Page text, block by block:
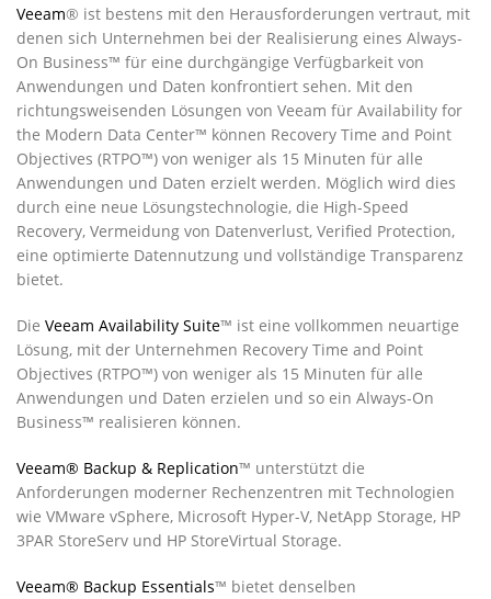
Veeam® ist bestens mit den Herausforderungen vertraut, mit
denen sich Unternehmen bei der Realisierung eines Always-
On Business™ für eine durchgängige Verfügbarkeit von
Anwendungen und Daten konfrontiert sehen. Mit den
richtungsweisenden Lösungen von Veeam für Availability for
the Modern Data Center™ können Recovery Time and Point
Objectives (RTPO™) von weniger als 15 Minuten für alle
Anwendungen und Daten erzielt werden. Möglich wird dies
durch eine neue Lösungstechnologie, die High-Speed
Recovery, Vermeidung von Datenverlust, Verified Protection,
eine optimierte Datennutzung und vollständige Transparenz
bietet.
Die Veeam Availability Suite™ ist eine vollkommen neuartige
Lösung, mit der Unternehmen Recovery Time and Point
Objectives (RTPO™) von weniger als 15 Minuten für alle
Anwendungen und Daten erzielen und so ein Always-On
Business™ realisieren können.
Veeam® Backup & Replication™ unterstützt die
Anforderungen moderner Rechenzentren mit Technologien
wie VMware vSphere, Microsoft Hyper-V, NetApp Storage, HP
3PAR StoreServ und HP StoreVirtual Storage.
Veeam® Backup Essentials™ bietet denselben